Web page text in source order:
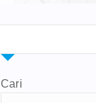
Cari